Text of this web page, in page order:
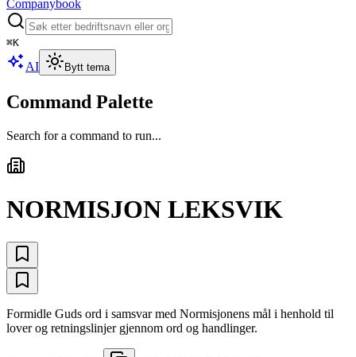
Companybook
⌘K
AI Bytt tema
Command Palette
Search for a command to run...
NORMISJON LEKSVIK
Formidle Guds ord i samsvar med Normisjonens mål i henhold til
lover og retningslinjer gjennom ord og handlinger.